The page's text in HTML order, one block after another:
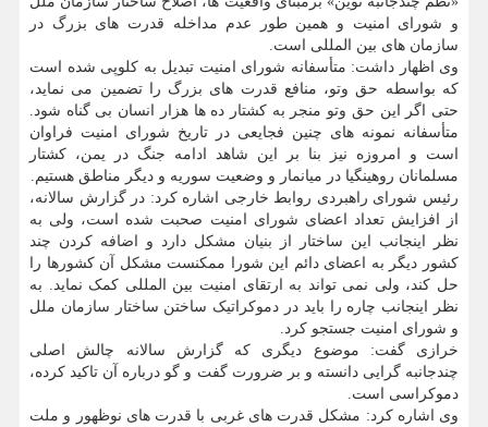
و شورای امنیت و همین طور عدم مداخله قدرت های بزرگ در
سازمان های بین المللی است.
وی اظهار داشت: متأسفانه شورای امنیت تبدیل به کلوپی شده است
که بواسطه حق وتو، منافع قدرت های بزرگ را تضمین می نماید،
حتی اگر این حق وتو منجر به کشتار ده ها هزار انسان بی گناه شود.
متأسفانه نمونه های چنین فجایعی در تاریخ شورای امنیت فراوان
است و امروزه نیز بنا بر این شاهد ادامه جنگ در یمن، کشتار
مسلمانان روهینگیا در میانمار و وضعیت سوریه و دیگر مناطق هستیم.
رئیس شورای راهبردی روابط خارجی اشاره کرد: در گزارش سالانه،
از افزایش تعداد اعضای شورای امنیت صحبت شده است، ولی به
نظر اینجانب این ساختار از بنیان مشکل دارد و اضافه کردن چند
کشور دیگر به اعضای دائم این شورا ممکنست مشکل آن کشورها را
حل کند، ولی نمی تواند به ارتقای امنیت بین المللی کمک نماید. به
نظر اینجانب چاره را باید در دموکراتیک ساختن ساختار سازمان ملل
و شورای امنیت جستجو کرد.
خرازی گفت: موضوع دیگری که گزارش سالانه چالش اصلی
چندجانبه گرایی دانسته و بر ضرورت گفت و گو درباره آن تاکید کرده،
دموکراسی است.
وی اشاره کرد: مشکل قدرت های غربی با قدرت های نوظهور و ملت